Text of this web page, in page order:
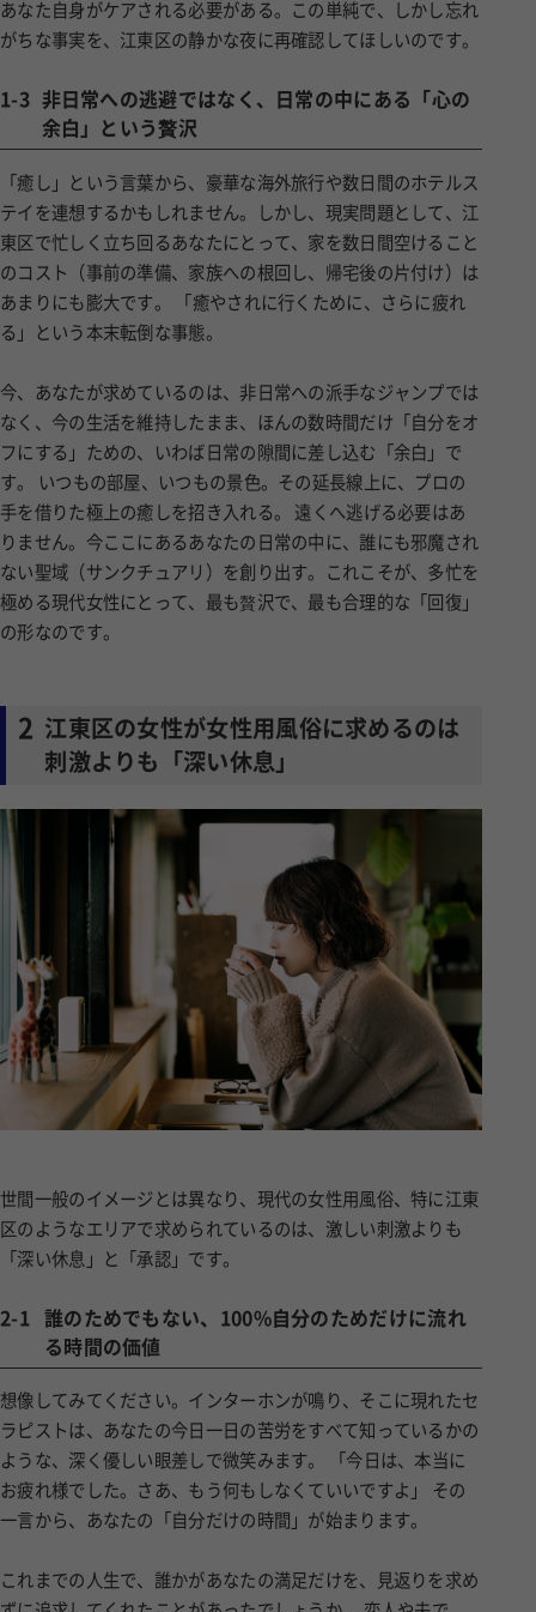
がちな事実を、江東区の静かな夜に再確認してほしいのです。
余白」という贅沢
「癒し」という言葉から、豪華な海外旅行や数日間のホテルス
テイを連想するかもしれません。しかし、現実問題として、江
東区で忙しく立ち回るあなたにとって、家を数日間空けること
のコスト（事前の準備、家族への根回し、帰宅後の片付け）は
あまりにも膨大です。 「癒やされに行くために、さらに疲れ
る」という本末転倒な事態。
なく、今の生活を維持したまま、ほんの数時間だけ「自分をオ
フにする」ための、いわば日常の隙間に差し込む「余白」で
す。 いつもの部屋、いつもの景色。その延長線上に、プロの
手を借りた極上の癒しを招き入れる。 遠くへ逃げる必要はあ
りません。今ここにあるあなたの日常の中に、誰にも邪魔され
ない聖域（サンクチュアリ）を創り出す。これこそが、多忙を
極める現代女性にとって、最も贅沢で、最も合理的な「回復」
の形なのです。
刺激よりも「深い休息」
区のようなエリアで求められているのは、激しい刺激よりも
「深い休息」と「承認」です。
る時間の価値
想像してみてください。インターホンが鳴り、そこに現れたセ
ラピストは、あなたの今日一日の苦労をすべて知っているかの
ような、深く優しい眼差しで微笑みます。 「今日は、本当に
お疲れ様でした。さあ、もう何もしなくていいですよ」 その
一言から、あなたの「自分だけの時間」が始まります。
ずに追求してくれたことがあったでしょうか。 恋人や夫で